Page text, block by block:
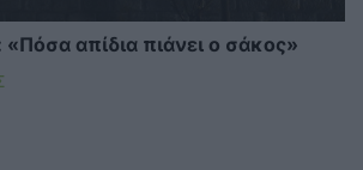
«Πόσα απίδια πιάνει ο σάκος»